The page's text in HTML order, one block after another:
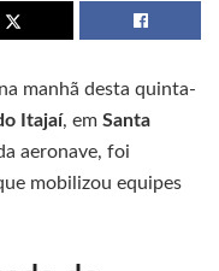
manhã desta quinta-
Itajaí, em Santa
aeronave, foi
mobilizou equipes